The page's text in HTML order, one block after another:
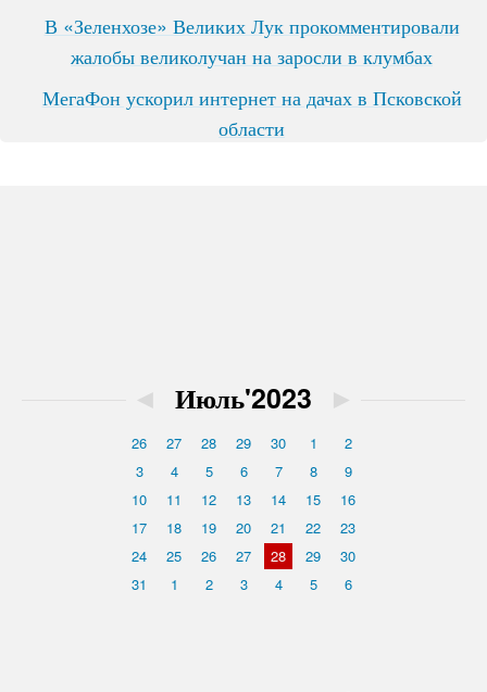
В «Зеленхозе» Великих Лук прокомментировали
жалобы великолучан на заросли в клумбах
МегаФон ускорил интернет на дачах в Псковской
области
◄ Июль'2023 ►
26 27 28 29 30 1
2
3
4 5 6 7 8
9
10
11 12 13 14 15
16
17
18 19 20 21 22
23
24
25 26 27 28 29
30
31
1 2 3 4 5 6